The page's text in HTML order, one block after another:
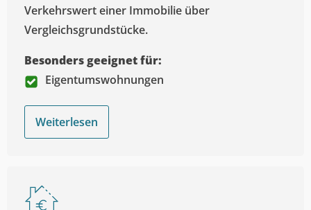
Verkehrswert einer Immobilie über
Vergleichsgrundstücke.
Besonders geeignet für:
Eigentumswohnungen
Weiterlesen